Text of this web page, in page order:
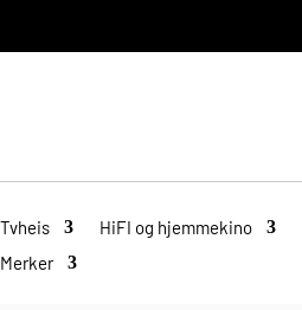
Tvheis HiFI og hjemmekino
Merker